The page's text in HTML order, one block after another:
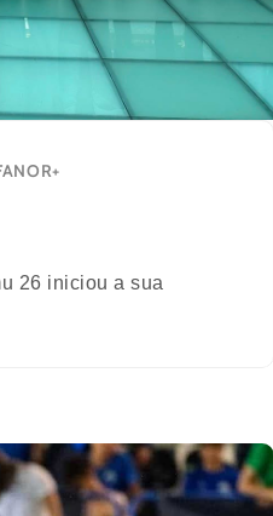
26 iniciou a sua